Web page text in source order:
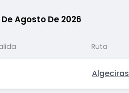
Agosto De 2026
Ruta